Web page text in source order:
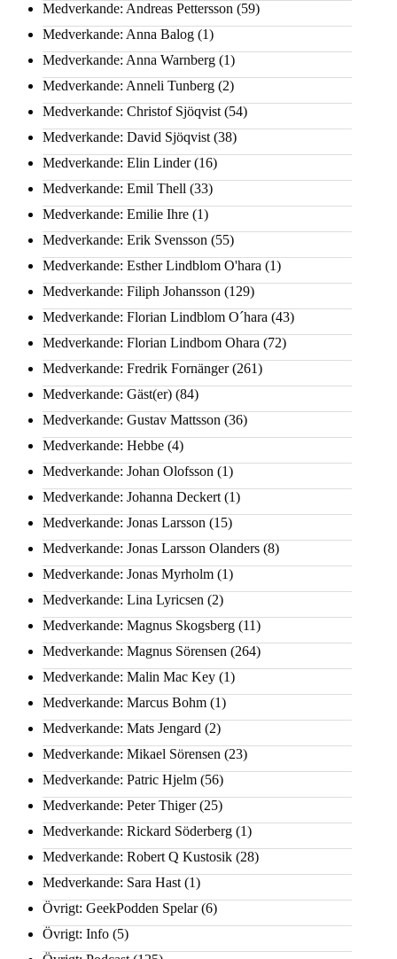
Medverkande: Andreas Pettersson (59)
Medverkande: Anna Balog (1)
Medverkande: Anna Warnberg (1)
Medverkande: Anneli Tunberg (2)
Medverkande: Christof Sjöqvist (54)
Medverkande: David Sjöqvist (38)
Medverkande: Elin Linder(16)
Medverkande: Emil Thell (33)
Medverkande: Emilie Ihre (1)
Medverkande: Erik Svensson (55)
Medverkande: Esther Lindblom O'hara (1)
Medverkande: Filiph Johansson (129)
Medverkande: Florian Lindblom O´hara (43)
Medverkande: Florian Lindbom Ohara (72)
Medverkande: Fredrik Fornänger(261)
Medverkande: Gäst(er) (84)
Medverkande: Gustav Mattsson (36)
Medverkande: Hebbe (4)
Medverkande: Johan Olofsson (1)
Medverkande: Johanna Deckert (1)
Medverkande: Jonas Larsson (15)
Medverkande: Jonas Larsson Olanders (8)
Medverkande: Jonas Myrholm (1)
Medverkande: Lina Lyricsen (2)
Medverkande: Magnus Skogsberg (11)
Medverkande: Magnus Sörensen (264)
Medverkande: Malin Mac Key (1)
Medverkande: Marcus Bohm (1)
Medverkande: Mats Jengard (2)
Medverkande: Mikael Sörensen (23)
Medverkande: Patric Hjelm (56)
Medverkande: Peter Thiger(25)
Medverkande: Rickard Söderberg (1)
Medverkande: Robert Q Kustosik (28)
Medverkande: Sara Hast (1)
Övrigt: GeekPodden Spelar(6)
Övrigt: Info (5)